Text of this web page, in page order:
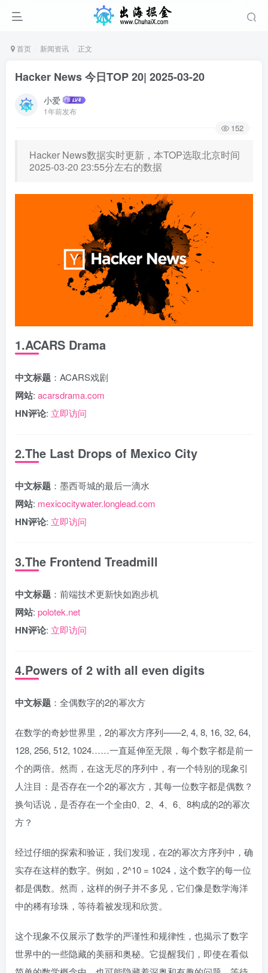
首页 新闻资讯 正文
Hacker News 今日TOP 20| 2025-03-20
小爱
1年前发布
152
Hacker News数据实时更新，本TOP选取北京时间
2025-03-20 23:55分左右的数据
1.ACARS Drama
中文标题 ：ACARS戏剧
网站: acarsdrama.com
HN评论: 立即访问
2.The Last Drops of Mexico City
中文标题 ：墨西哥城的最后一滴水
网站: mexicocitywater.longlead.com
HN评论: 立即访问
3.The Frontend Treadmill
中文标题 ：前端技术更新快如跑步机
网站: polotek.net
HN评论: 立即访问
4.Powers of 2 with all even digits
中文标题 ：全偶数字的2的幂次方
在数学的奇妙世界里，2的幂次方序列——2, 4, 8, 16, 32, 64,
128, 256, 512, 1024……一直延伸至无限，每个数字都是前一
个的两倍。然而，在这无尽的序列中，有一个特别的现象引
人注目：是否存在一个2的幂次方，其每一位数字都是偶数？
换句话说，是否存在一个全由0、2、4、6、8构成的2的幂次
方？
经过仔细的探索和验证，我们发现，在2的幂次方序列中，确
实存在这样的数字。例如，2^10 = 1024，这个数字的每一位
都是偶数。然而，这样的例子并不多见，它们像是数学海洋
中的稀有珍珠，等待着被发现和欣赏。
这个现象不仅展示了数学的严谨性和规律性，也揭示了数字
世界中的一些隐藏的美丽和奥秘。它提醒我们，即使在看似